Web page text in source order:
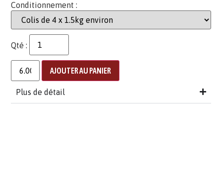
Conditionnement :
Qté :
AJOUTER AU PANIER
Plus de détail